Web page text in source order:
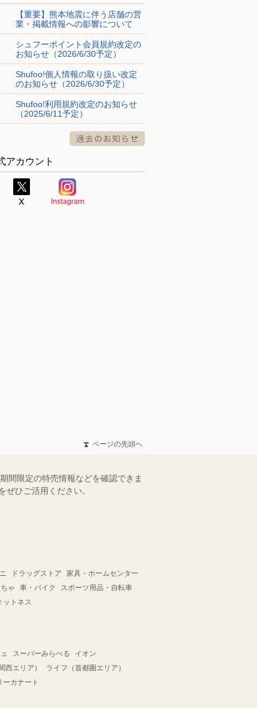
【重要】熊本地震に伴う店舗の営
業・掲載情報への影響について
シュフーポイント会員規約改定の
お知らせ（2026/6/30予定）
Shufoo!個人情報の取り扱い改定
のお知らせ（2026/6/30予定）
Shufoo!利用規約改定のお知らせ
（2025/6/11予定）
アカウント
ページの先頭へ
間限定の特売情報などを確認できま
ひご活用ください。
ドラッグストア
家具・ホームセンター
ゃ 車・バイク
スポーツ用品・自転車
ットネス
スーパーみらべる
イオン
西エリア）
ライフ（首都圏エリア）
ーカナート